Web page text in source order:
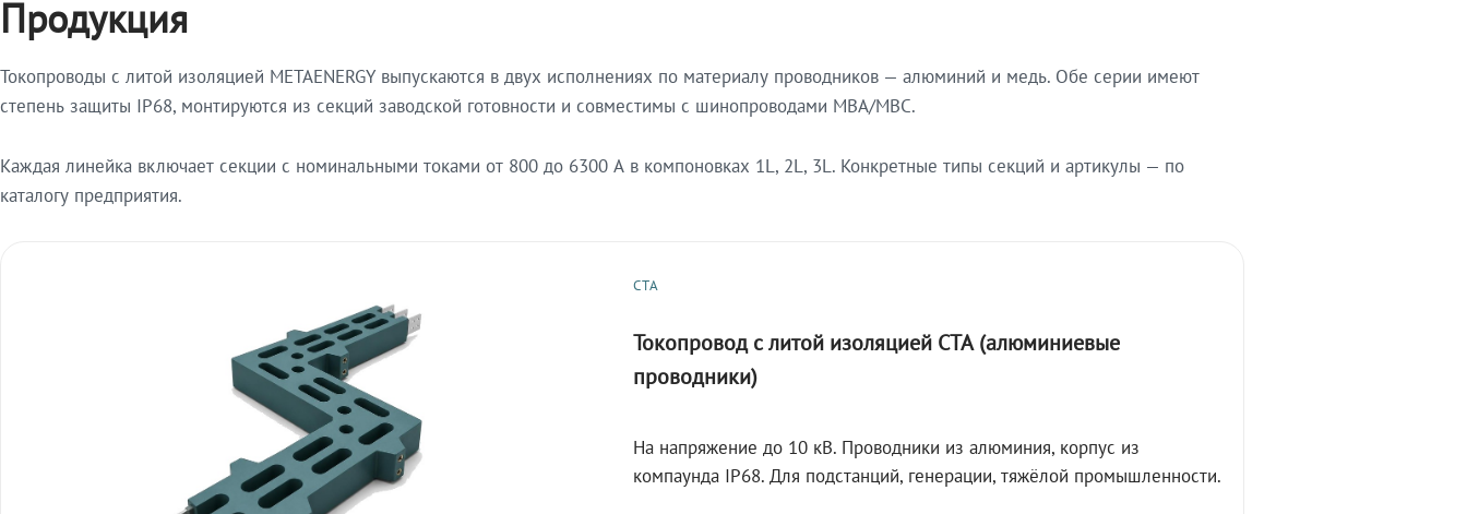
Продукция
Токопроводы с литой изоляцией METAENERGY выпускаются в двух исполнениях по материалу проводников — алюминий и медь. Обе серии имеют
степень защиты IP68, монтируются из секций заводской готовности и совместимы с шинопроводами МВА/МВС.
Каждая линейка включает секции с номинальными токами от 800 до 6300 А в компоновках 1L, 2L, 3L. Конкретные типы секций и артикулы — по
каталогу предприятия.
СТА
Токопровод с литой изоляцией СТА (алюминиевые
проводники)
На напряжение до 10 кВ. Проводники из алюминия, корпус из
компаунда IP68. Для подстанций, генерации, тяжёлой промышленности.